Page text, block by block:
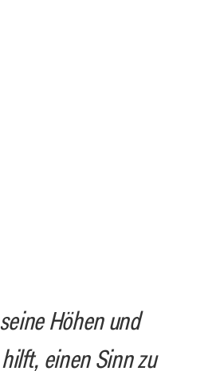
Höhen und
einen Sinn zu